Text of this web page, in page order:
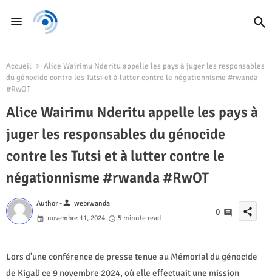
Accueil
Alice Wairimu Nderitu appelle les pays à juger les responsables
du génocide contre les Tutsi et à lutter contre le négationnisme #rwanda
#RwOT
Alice Wairimu Nderitu appelle les pays à
juger les responsables du génocide
contre les Tutsi et à lutter contre le
négationnisme #rwanda #RwOT
Author -person webrwanda
novembre 11, 2024
5 minute read
0 share
Lors d'une conférence de presse tenue au Mémorial du génocide
de Kigali ce 9 novembre 2024, où elle effectuait une mission